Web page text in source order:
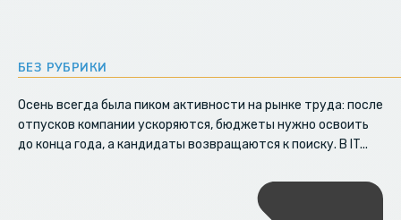
БЕЗ РУБРИКИ
Осень всегда была пиком активности на рынке труда: после
отпусков компании ускоряются, бюджеты нужно освоить
до конца года, а кандидаты возвращаются к поиску. В IT...